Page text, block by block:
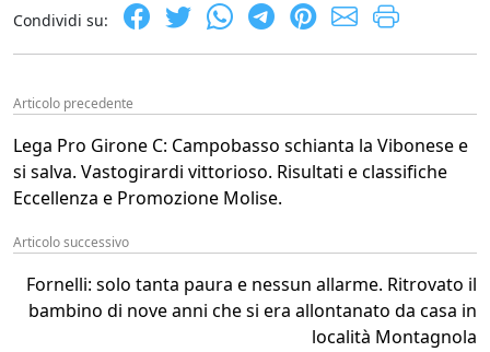
Condividi su:
Articolo precedente
Lega Pro Girone C: Campobasso schianta la Vibonese e
si salva. Vastogirardi vittorioso. Risultati e classifiche
Eccellenza e Promozione Molise.
Articolo successivo
Fornelli: solo tanta paura e nessun allarme. Ritrovato il
bambino di nove anni che si era allontanato da casa in
località Montagnola